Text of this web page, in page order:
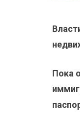
Пока